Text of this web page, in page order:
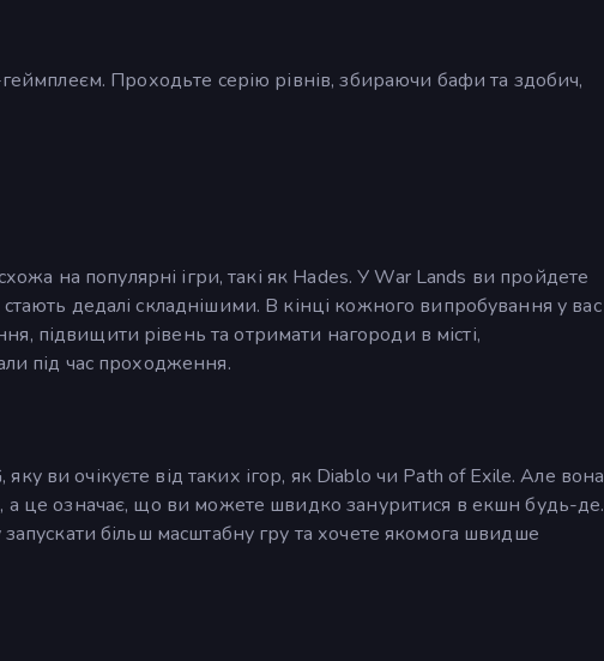
Проходьте серію рівнів, збираючи бафи та здобич,
на популярні ігри, такі як Hades. У War Lands ви пройдете
дедалі складнішими. В кінці кожного випробування у вас
підвищити рівень та отримати нагороди в місті,
під час проходження.
ви очікуєте від таких ігор, як Diablo чи Path of Exile. Але вона
а це означає, що ви можете швидко зануритися в екшн будь-де.
більш масштабну гру та хочете якомога швидше